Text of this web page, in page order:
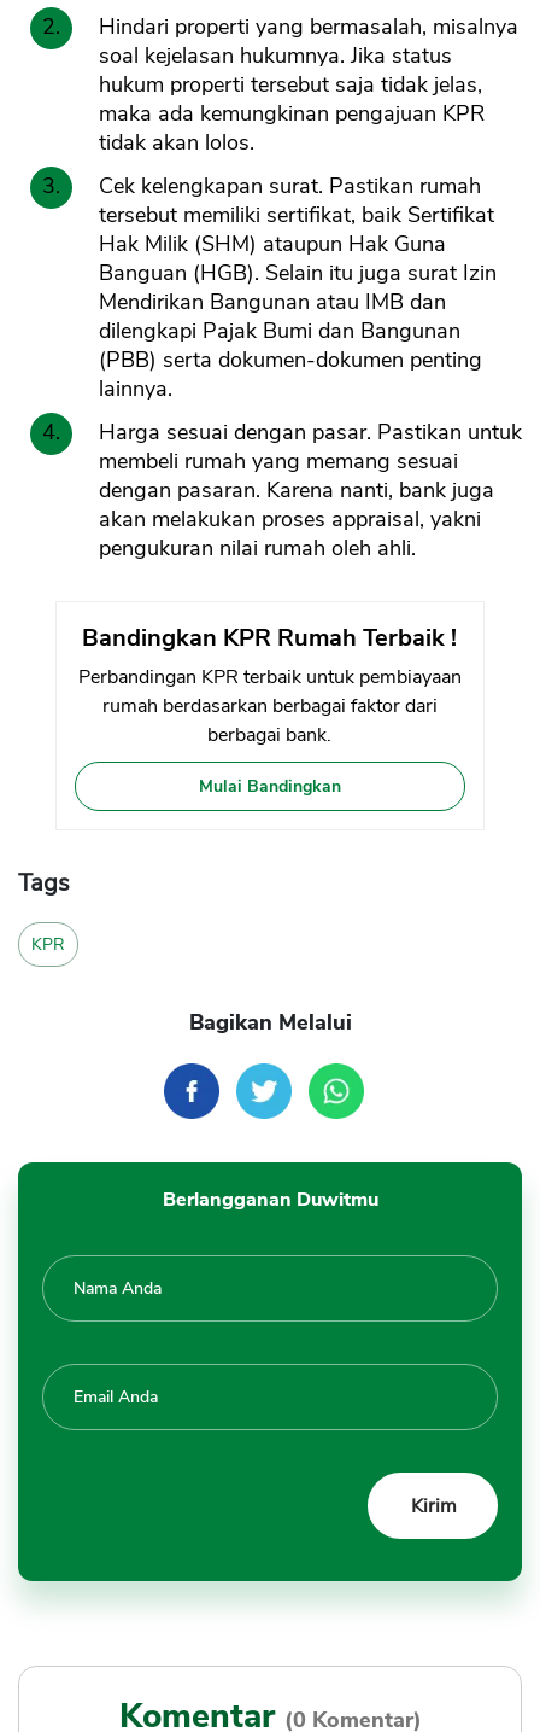
Hindari properti yang bermasalah, misalnya
soal kejelasan hukumnya. Jika status
hukum properti tersebut saja tidak jelas,
maka ada kemungkinan pengajuan KPR
tidak akan lolos.
Cek kelengkapan surat. Pastikan rumah
tersebut memiliki sertifikat, baik Sertifikat
Hak Milik (SHM) ataupun Hak Guna
Banguan (HGB). Selain itu juga surat Izin
Mendirikan Bangunan atau IMB dan
dilengkapi Pajak Bumi dan Bangunan
(PBB) serta dokumen-dokumen penting
lainnya.
Harga sesuai dengan pasar. Pastikan untuk
membeli rumah yang memang sesuai
dengan pasaran. Karena nanti, bank juga
akan melakukan proses appraisal, yakni
pengukuran nilai rumah oleh ahli.
Bandingkan KPR Rumah Terbaik !
Perbandingan KPR terbaik untuk pembiayaan
rumah berdasarkan berbagai faktor dari
berbagai bank.
Mulai Bandingkan
Tags
KPR
Bagikan Melalui
Berlangganan Duwitmu
Komentar (0 Komentar)